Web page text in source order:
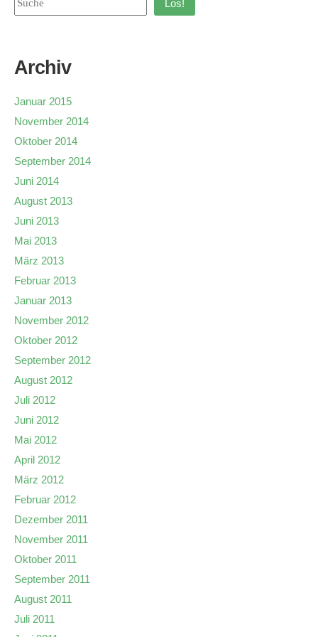
Los!
Archiv
Januar 2015
November 2014
Oktober 2014
September 2014
Juni 2014
August 2013
Juni 2013
Mai 2013
März 2013
Februar 2013
Januar 2013
November 2012
Oktober 2012
September 2012
August 2012
Juli 2012
Juni 2012
Mai 2012
April 2012
März 2012
Februar 2012
Dezember 2011
November 2011
Oktober 2011
September 2011
August 2011
Juli 2011